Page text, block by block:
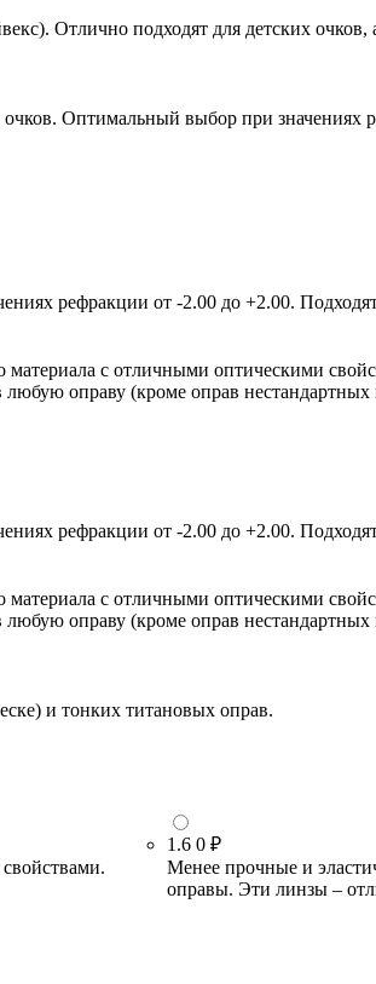
Отлично подходят для детских
Оптимальный выбор при значениях
рефракции от -2.00 до +2.00.
материала с отличными оптическими
любую оправу (кроме оправ
рефракции от -2.00 до +2.00.
материала с отличными оптическими
любую оправу (кроме оправ
и тонких титановых оправ.
1.6 0 ₽
Менее прочные и
оправы. Эти линзы –